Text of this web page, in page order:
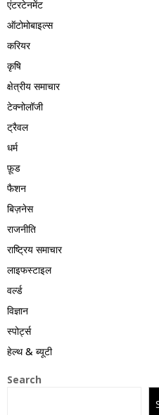
एंटरटेनमेंट
ऑटोमोबाइल्स
करियर
कृषि
क्षेत्रीय समाचार
टेक्नोलॉजी
ट्रैवल
धर्म
फ़ूड
फैशन
बिज़नेस
राजनीति
राष्ट्रिय समाचार
लाइफस्टाइल
वर्ल्ड
विज्ञान
स्पोर्ट्स
हेल्थ & ब्यूटी
Search